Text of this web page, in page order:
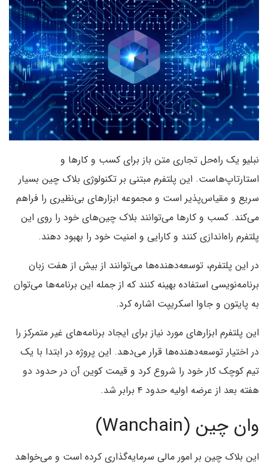
نبلیو یک راه‌حل تجاری متن باز برای کسب و کار‌ها و
استارتاپ‌هاست. این پلتفرم مبتنی بر تکنولوژی بلاک چین بسیار
سریع و مقیاس‌پذیر است و مجموعه ابزار‌های بی‌نظیری را فراهم
می‌کند. کسب و کار‌ها می‌توانند بلاک چین‌های خود را روی این
پلتفرم راه‌اندازی کنند و کارایی و امنیت خود را بهبود دهند.
در این پلتفرم، توسعه‌دهنده‌ها می‌توانند از بیش از هفت زبان
برنامه‌نویسی استفاده بهینه کنند که از جمله این برنامه‌ها می‌توان
به پایتون و جاوا اسکریپت اشاره کرد.
این پلتفرم ابزار‌های مورد نیاز برای ایجاد برنامه‌های غیر متمرکز را
در اختیار توسعه‌دهنده‌ها قرار می‌دهد. این پروژه در ابتدا با یک
تیم کوچک کار خود را شروع کرد و قیمت کوین آن در حدود دو
هفته بعد از عرضه اولیه حدود ۴ برابر شد.
وان چین (Wanchain)
این بلاک چین بر امور مالی سرمایه‌گذاری کرده است و می‌خواهد